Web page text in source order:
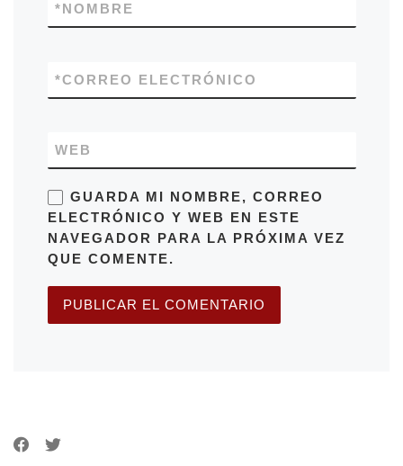
NOMBRE
*
CORREO ELECTRÓNICO
*
WEB
GUARDA MI NOMBRE, CORREO
ELECTRÓNICO Y WEB EN ESTE
NAVEGADOR PARA LA PRÓXIMA VEZ
QUE COMENTE.